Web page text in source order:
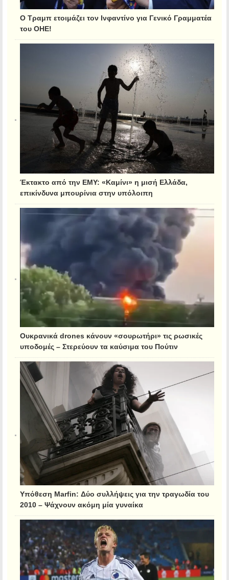
Ο Τραμπ ετοιμάζει τον Ινφαντίνο για Γενικό Γραμματέα
του ΟΗΕ!
Έκτακτο από την ΕΜΥ: «Καμίνι» η μισή Ελλάδα,
επικίνδυνα μπουρίνια στην υπόλοιπη
Ουκρανικά drones κάνουν «σουρωτήρι» τις ρωσικές
υποδομές – Στερεύουν τα καύσιμα του Πούτιν
Υπόθεση Marfin: Δύο συλλήψεις για την τραγωδία του
2010 – Ψάχνουν ακόμη μία γυναίκα